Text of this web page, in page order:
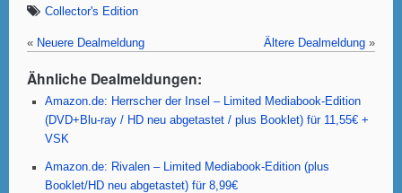
c
e
b
o
o
k
er s
A
p
p
e
Collector's Edition
« Neuere Dealmeldung Ältere Dealmeldung »
Ähnliche Dealmeldungen:
Amazon.de: Herrscher der Insel – Limited Mediabook-Edition
(DVD+Blu-ray / HD neu abgetastet / plus Booklet) für 11,55€ +
VSK
Amazon.de: Rivalen – Limited Mediabook-Edition (plus
Booklet/HD neu abgetastet) für 8,99€